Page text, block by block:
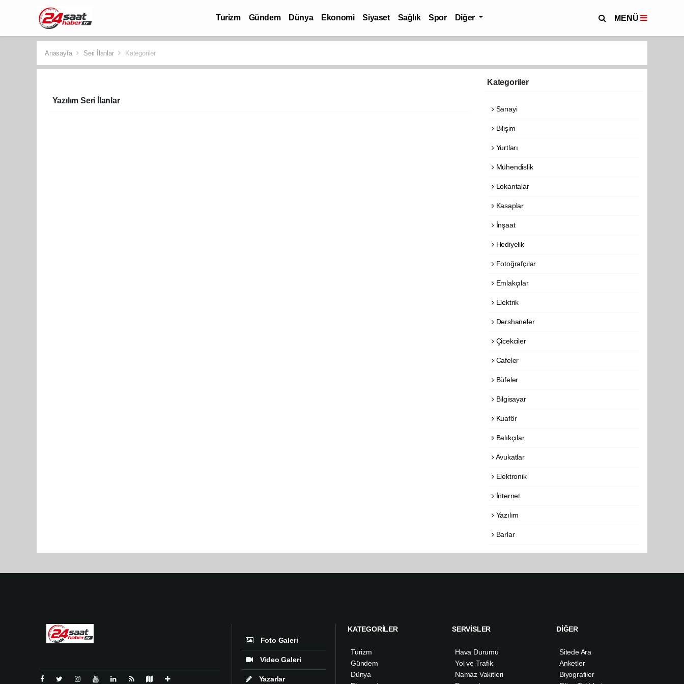
Turizm Gündem Dünya Ekonomi Siyaset Sağlık Spor Diğer MENÜ
Anasayfa Seri İlanlar Kategoriler
Yazılım Seri İlanlar
Kategoriler
Sanayi
Bilişim
Yurtları
Mühendislik
Lokantalar
Kasaplar
İnşaat
Hediyelik
Fotoğrafçılar
Emlakçılar
Elektrik
Dershaneler
Çicekciler
Cafeler
Büfeler
Bilgisayar
Kuaför
Balıkçılar
Avukatlar
Elektronik
İnternet
Yazılım
Barlar
Foto Galeri
Video Galeri
Yazarlar
KATEGORİLER
Turizm
Gündem
Dünya
SERVİSLER
Hava Durumu
Yol ve Trafik
Namaz Vakitleri
DİĞER
Sitede Ara
Anketler
Biyografiler